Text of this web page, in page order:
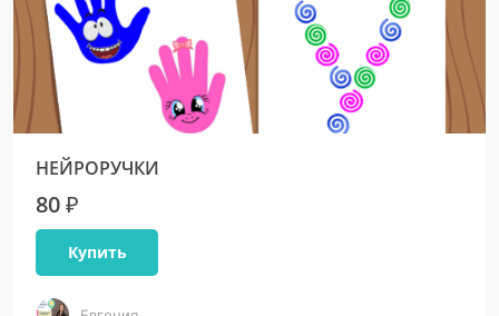
НЕЙРОРУЧКИ
80 ₽
Купить